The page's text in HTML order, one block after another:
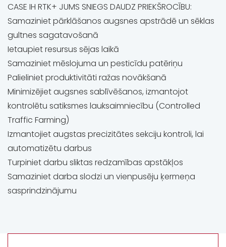
CASE IH RTK+ JUMS SNIEGS DAUDZ PRIEKŠROCĪBU:
Samaziniet pārklāšanos augsnes apstrādē un sēklas
gultnes sagatavošanā
Ietaupiet resursus sējas laikā
Samaziniet mēslojuma un pesticīdu patēriņu
Palieliniet produktivitāti ražas novākšanā
Minimizējiet augsnes sablīvēšanos, izmantojot
kontrolētu satiksmes lauksaimniecību (Controlled
Traffic Farming)
Izmantojiet augstas precizitātes sekciju kontroli, lai
automatizētu darbus
Turpiniet darbu sliktas redzamības apstākļos
Samaziniet darba slodzi un vienpusēju ķermeņa
sasprindzinājumu